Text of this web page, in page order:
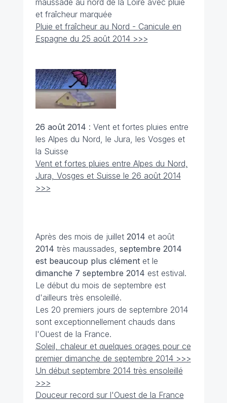
maussade au nord de la Loire avec pluie
et fraîcheur marquée
Pluie et fraîcheur au Nord - Canicule en
Espagne du 25 août 2014 >>>
26 août 2014 : Vent et fortes pluies entre
les Alpes du Nord, le Jura, les Vosges et
la Suisse
Vent et fortes pluies entre Alpes du Nord,
Jura, Vosges et Suisse le 26 août 2014
>>>
Après des mois de juillet 2014 et août
2014 très maussades, septembre 2014
est beaucoup plus clément et le
dimanche 7 septembre 2014 est estival.
Le début du mois de septembre est
d'ailleurs très ensoleillé.
Les 20 premiers jours de septembre 2014
sont exceptionnellement chauds dans
l'Ouest de la France.
Soleil, chaleur et quelques orages pour ce
premier dimanche de septembre 2014 >>>
Un début septembre 2014 très ensoleillé
>>>
Douceur record sur l'Ouest de la France